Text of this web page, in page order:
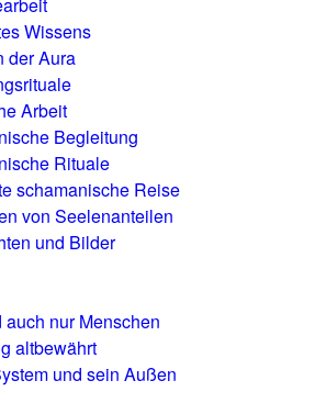
Wissens
der Aura
Arbeit
Begleitung
Rituale
schamanische Reise
von Seelenanteilen
und Bilder
nur Menschen
altbewährt
und sein Außen